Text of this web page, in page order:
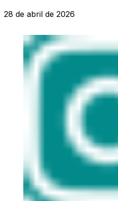
28 de abril de 2026